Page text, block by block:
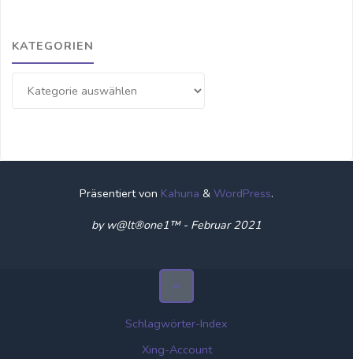
KATEGORIEN
Präsentiert von Kahuna & WordPress.
by w@lt®one1™ - Februar 2021
Schlagwörter-Index
Xing-Account